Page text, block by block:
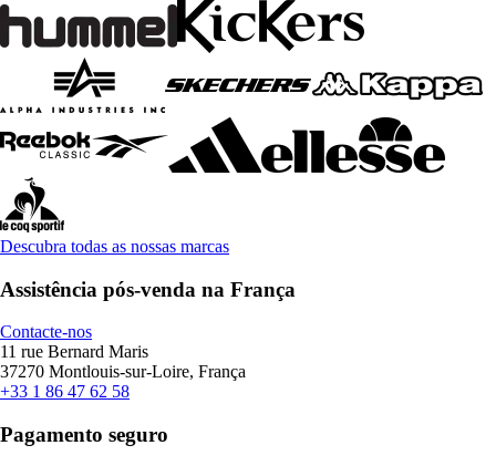
Descubra todas as nossas marcas
Assistência pós-venda na França
Contacte-nos
11 rue Bernard Maris
37270 Montlouis-sur-Loire, França
+33 1 86 47 62 58
Pagamento seguro